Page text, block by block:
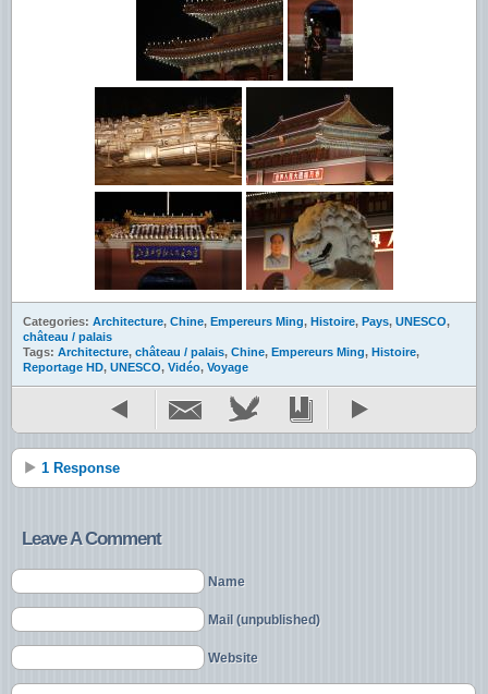
Categories: Architecture, Chine, Empereurs Ming, Histoire, Pays, UNESCO,
château / palais
Tags: Architecture, château / palais, Chine, Empereurs Ming, Histoire,
Reportage HD, UNESCO, Vidéo, Voyage
1 Response
Leave A Comment
Name
Mail (unpublished)
Website